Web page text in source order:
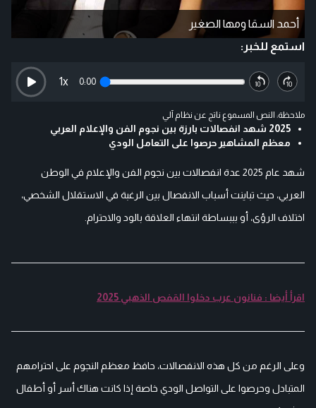
أحمد السقا ومها الصغير
استمع للخبر:
0:00
1x
ملاحظة: النص المسموع ناتج عن نظام آلي
2025 شهد انفصالات بارزة بين نجوم الفن والإعلام العربي
معظم المشاهير حرصوا على التعامل الودي
شهد عام 2025 عدة انفصالات بين نجوم الفن والإعلام في الوطن
العربي، حيث تباينت أسباب الانفصال بين الرغبة في الاستقلال الشخصي،
اختلاف الرؤى، أو بببساطة انتهاء العلاقة بالود والاحترام.
اقرأ أيضا : فنانون عرب دخلوا القفص الذهبي 2025
وعلى الرغم من كل هذه الانفصالات، حافظ معظم النجوم على احترامهم
المتبادل وحرصوا على التواصل الودي خاصة إذا كانت هناك أسر أو أطفال